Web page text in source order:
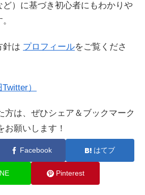
ど）に基づき初心者にもわかりや
針は プロフィールをご覧くださ
）
方は、ぜひシェア＆ブックマーク
お願いします！
Facebook はてブ
Pinterest